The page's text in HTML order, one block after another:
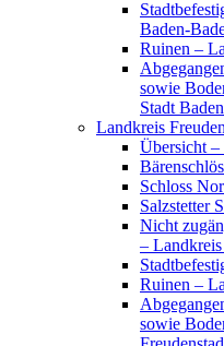
Baden-
Ruinen –
sowie
Stadt
Landkreis
Übersicht –
Schloss
Salzstetter
Nicht
–
Ruinen –
sowie